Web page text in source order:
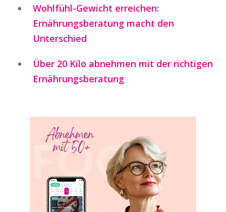
Wohlfühl-Gewicht erreichen:
Ernährungsberatung macht den
Unterschied
Über 20 Kilo abnehmen mit der richtigen
Ernährungsberatung